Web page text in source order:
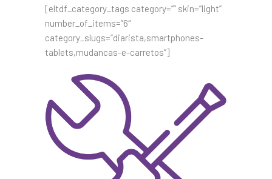
[eltdf_category_tags category=”” skin=”light”
number_of_items=”6″
category_slugs=”diarista,smartphones-
tablets,mudancas-e-carretos”]